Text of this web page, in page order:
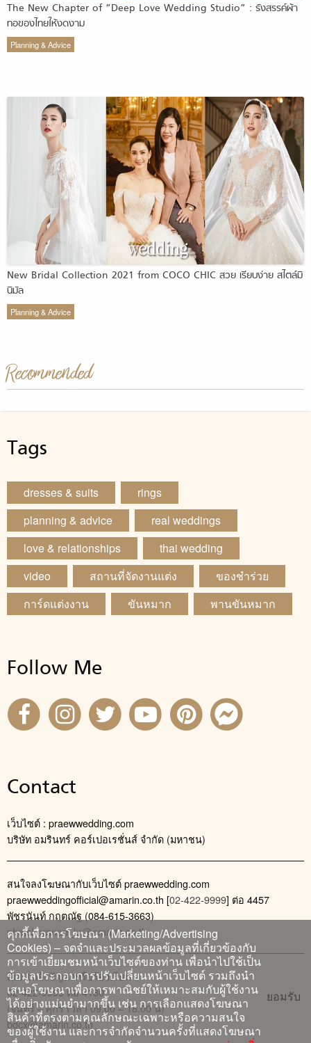
The New Chapter of “Deep Love Wedding Studio” : รังสรรค์ผ้า
ทอของไทยให้งดงาม
Planning & Advice
New Bridal Collection 2021 from COCO CHIC สวย เรียบง่าย สไตล์มิ
นิมัล
Planning & Advice
Recommended
Tags
dresses & suits
rings
planning & advice
real weddings
love & relationships
thai wedding
video
สถานที่จัดงานแต่ง
ของชำร่วย
การ์ดแต่งงาน
ขันหมาก พานขันหมาก
Follow Me
Contact
เว็บไซต์ : praewwedding.com
บริษัท อมรินทร์ คอร์เปอเรชั่นส์ จำกัด (มหาชน)
สนใจลงโฆษณากับเว็บไซต์ praewwedding.com
praewweddingofficial@amarin.co.th [02-422-9999] ต่อ 4457
พัชรนันท์ กฤตณัฐ (084-615-3663)
phatcharanan_kr@amarin.co.th
ติดต่อแจ้งปัญหาหรือร้องเรียน
02-422-9999 ต่อ 4180
(จันทร์ – ศุกร์ เวลา 09.00 – 18.00 น)
bdcx@amarin.co.th
คุกกี้เพื่อการโฆษณา (Marketing/Advertising
Cookies) – จดจำและประมวลผลข้อมูลที่เกี่ยวข้องกับ
การเข้าเยี่ยมชมหน้าเว็บไซต์ของท่าน เพื่อนำไปใช้เป็น
ข้อมูลประกอบการปรับเปลี่ยนหน้าเว็บไซต์ รวมถึงนำ
เสนอโฆษณาเพื่อการพาณิชย์ให้เหมาะสมกับผู้ใช้งาน
ได้อย่างแม่นยำมากขึ้น เช่น การเลือกแสดงโฆษณา
สินค้าที่ตรงตามคุณลักษณะเฉพาะหรือความสนใจ
ของผู้ใช้งาน และการจำกัดจำนวนครั้งที่แสดงโฆษณา
ยอมรับ